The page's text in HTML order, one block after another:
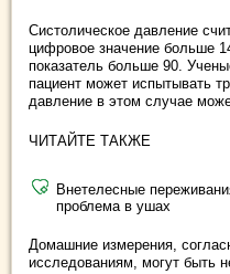
Систолическое давление
цифровое значение больше
показатель больше 90.
пациент может испытывать
давление в этом случае
ЧИТАЙТЕ ТАКЖЕ
Внетелесные
проблема в ушах
Домашние измерения,
исследованиям, могут быть